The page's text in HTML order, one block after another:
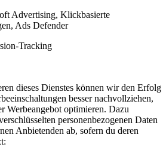
Advertising, Klickbasierte
Ads Defender
Tracking
dieses Dienstes können wir den Erfolg
besser nachvollziehen,
Werbeangebot optimieren. Dazu
personenbezogenen Daten
Anbietenden ab, sofern du deren